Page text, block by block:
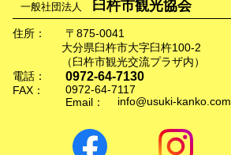
一般社団法人 臼杵市観光協会
住所：
〒875-0041
大分県臼杵市大字臼杵100-2
（臼杵市観光交流プラザ内）
電話：
0972-64-7130
FAX：
0972-64-7117
Email：
info@usuki-kanko.com